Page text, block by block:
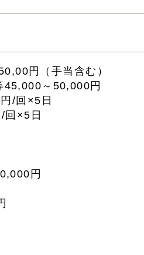
円（手当含む）
45,000～50,000円
/回×5日
回×5日
円